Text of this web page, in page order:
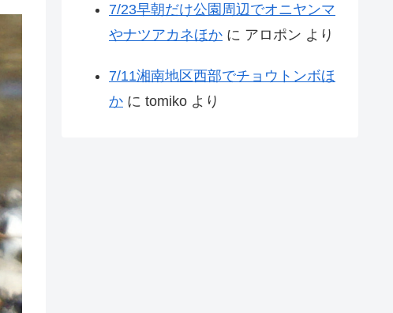
7/23早朝だけ公園周辺でオニヤンマ
やナツアカネほか に アロポン より
7/11湘南地区西部でチョウトンボほ
か に tomiko より